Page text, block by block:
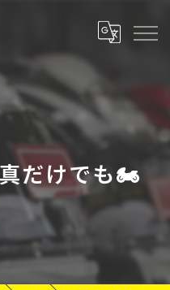
だけでも🏍